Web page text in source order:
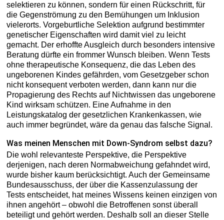
selektieren zu können, sondern für einen Rückschritt, für
die Gegenströmung zu den Bemühungen um Inklusion
vielerorts. Vorgeburtliche Selektion aufgrund bestimmter
genetischer Eigenschaften wird damit viel zu leicht
gemacht. Der erhoffte Ausgleich durch besonders intensive
Beratung dürfte ein frommer Wunsch bleiben. Wenn Tests
ohne therapeutische Konsequenz, die das Leben des
ungeborenen Kindes gefährden, vom Gesetzgeber schon
nicht konsequent verboten werden, dann kann nur die
Propagierung des Rechts auf Nichtwissen das ungeborene
Kind wirksam schützen. Eine Aufnahme in den
Leistungskatalog der gesetzlichen Krankenkassen, wie
auch immer begründet, wäre da genau das falsche Signal.
Was meinen Menschen mit Down-Syndrom selbst dazu?
Die wohl relevanteste Perspektive, die Perspektive
derjenigen, nach deren Normabweichung gefahndet wird,
wurde bisher kaum berücksichtigt. Auch der Gemeinsame
Bundesausschuss, der über die Kassenzulassung der
Tests entscheidet, hat meines Wissens keinen einzigen von
ihnen angehört – obwohl die Betroffenen sonst überall
beteiligt und gehört werden. Deshalb soll an dieser Stelle